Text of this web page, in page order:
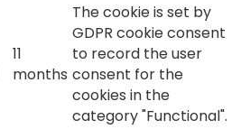
11
months
The cookie is set by
GDPR cookie consent
to record the user
consent for the
cookies in the
category "Functional".